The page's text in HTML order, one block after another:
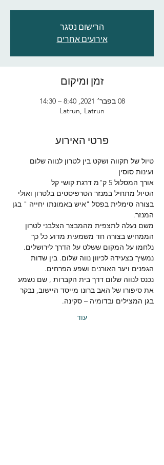
הרישום נסגר
אירועים אחרים
זמן ומיקום
08 בפבר׳ 2021, 8:40 – 14:30
Latrun, Latrun
פרטי האירוע
טיול של תקווה ושקט בין לטרון לנווה שלום
ועינות סוסין
אורך המסלול 5 ק"מ דרגת קושי קל
הטיול מתחיל במנזר הטרפיסטים בלטרון ואולי
בצורה סימלית בפסל "איש באמונתו יחייה " בגן
המנזר.
משם נעלה לתצפית מהמבצר הצלבני לטרון
הממחיש בצורה חד משמעית מדוע כל כך
נלחמו על המקום ששלט על הדרך לירושלים.
נמשיך בצעידה לכיוון נווה שלום. בין שדות
הגפנים ויער האורנים ושפע הפרחים.
נכנס לנווה שלום דרך בית הקברות , שם נשמע
את סיפורו של האב ברונו מייסד היישוב, נבקר
בגן המצילים ובדומיה – סקינה.
עוד